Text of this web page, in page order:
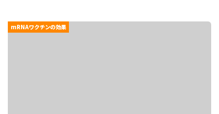
mRNAワクチンの効果